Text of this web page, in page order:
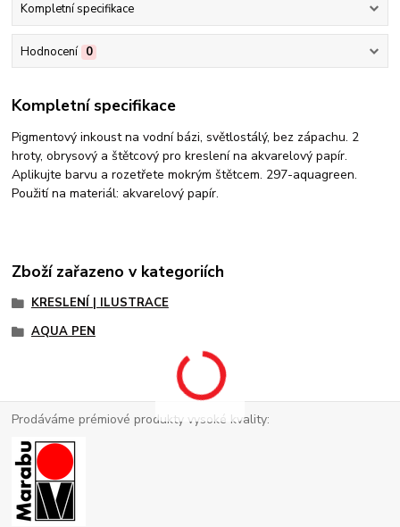
Kompletní specifikace
Hodnocení 0
Kompletní specifikace
Pigmentový inkoust na vodní bázi, světlostálý, bez zápachu. 2
hroty, obrysový a štětcový pro kreslení na akvarelový papír.
Aplikujte barvu a rozetřete mokrým štětcem. 297-aquagreen.
Použití na materiál: akvarelový papír.
Zboží zařazeno v kategoriích
KRESLENÍ | ILUSTRACE
AQUA PEN
Prodáváme prémiové produkty vysoké kvality: